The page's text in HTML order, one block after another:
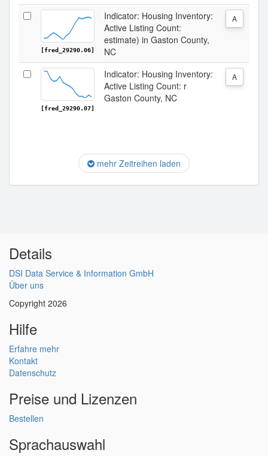
[fred_29290.06]
Indicator: Housing Inventory:
Active Listing Count:
estimate) in Gaston County,
NC
A
[fred_29290.07]
Indicator: Housing Inventory:
Active Listing Count: r
Gaston County, NC
A
mehr Zeitreihen laden
Details
DSI Data Service & Information GmbH
Über uns
Copyright 2026
Hilfe
Erfahre mehr
Kontakt
Datenschutz
Preise und Lizenzen
Bestellen
Sprachauswahl